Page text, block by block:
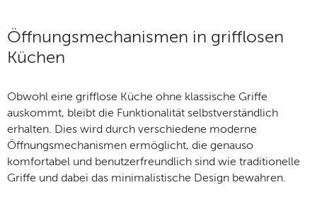
Öffnungsmechanismen in grifflosen
Küchen
Obwohl eine grifflose Küche ohne klassische Griffe
auskommt, bleibt die Funktionalität selbstverständlich
erhalten. Dies wird durch verschiedene moderne
Öffnungsmechanismen ermöglicht, die genauso
komfortabel und benutzerfreundlich sind wie traditionelle
Griffe und dabei das minimalistische Design bewahren.